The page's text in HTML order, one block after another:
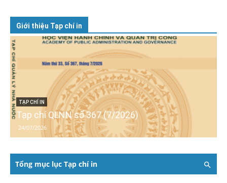
Giới thiệu Tạp chí in
TẠP CHÍ IN
Tạp chí QLNN số 367 (7/2026)
24/07/2026
Tổng mục lục Tạp chí in